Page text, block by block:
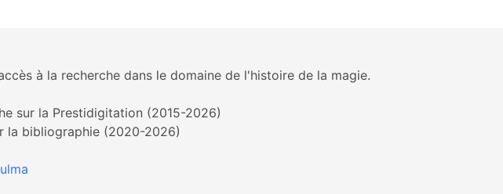
à la recherche dans le domaine de l'histoire de la magie.
sur la Prestidigitation (2015-2026)
la bibliographie (2020-2026)